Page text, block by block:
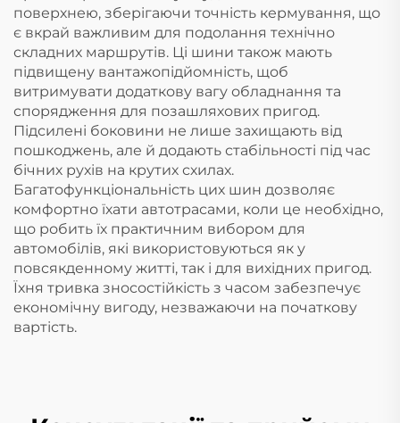
поверхнею, зберігаючи точність кермування, що
є вкрай важливим для подолання технічно
складних маршрутів. Ці шини також мають
підвищену вантажопідйомність, щоб
витримувати додаткову вагу обладнання та
спорядження для позашляхових пригод.
Підсилені боковини не лише захищають від
пошкоджень, але й додають стабільності під час
бічних рухів на крутих схилах.
Багатофункціональність цих шин дозволяє
комфортно їхати автотрасами, коли це необхідно,
що робить їх практичним вибором для
автомобілів, які використовуються як у
повсякденному житті, так і для вихідних пригод.
Їхня тривка зносостійкість з часом забезпечує
економічну вигоду, незважаючи на початкову
вартість.